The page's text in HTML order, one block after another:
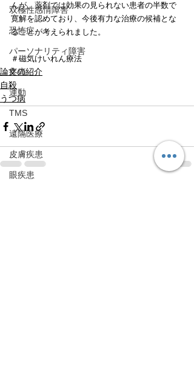
双極性感情障害
恐怖症
パーソナリティ障害
疼痛
運動
TMS
遠隔医療
皮膚疾患
眼疾患
んが、薬剤では効果の見られない患者の半数で
寛解を認めており、今後有力な治療の候補とな
ることが考えられました。
＃磁気けいれん療法
論文の紹介
自殺
うつ病